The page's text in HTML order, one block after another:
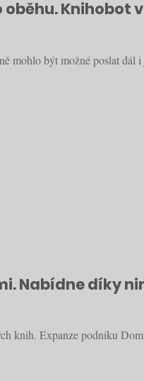
Knihobot
mohlo být možné poslat dál
Nabídne díky
knih. Expanze podniku